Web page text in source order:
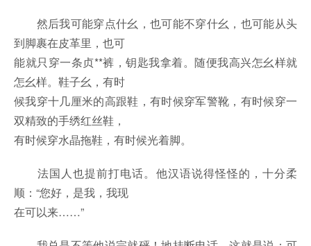
然后我可能穿点什幺，也可能不穿什幺，也可能从头
到脚裹在皮革里，也可
能就只穿一条贞**裤，钥匙我拿着。随便我高兴怎幺样就
怎幺样。鞋子幺，有时
候我穿十几厘米的高跟鞋，有时候穿军警靴，有时候穿一
双精致的手绣红丝鞋，
有时候穿水晶拖鞋，有时候光着脚。
法国人也提前打电话。他汉语说得怪怪的，十分柔
顺：“您好，是我，我现
在可以来……”